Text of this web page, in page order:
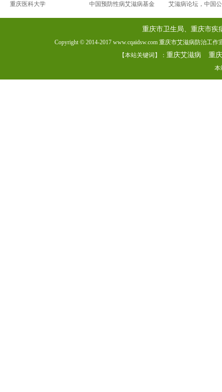
重庆医科大学
中国预防性病艾滋病基金 艾滋病论坛，中国
重庆市卫生局、重庆市疾
Copyright © 2014-2017 www.cqaidsw.com 重庆市艾滋病防治工
【本站关键词】：重庆艾滋病 重
本